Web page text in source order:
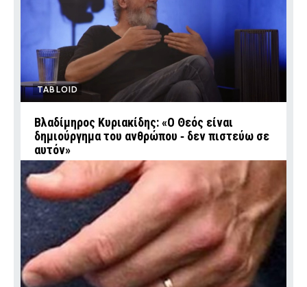
TABLOID
Βλαδίμηρος Κυριακίδης: «Ο Θεός είναι
δημιούργημα του ανθρώπου ‑ δεν πιστεύω σε
αυτόν»